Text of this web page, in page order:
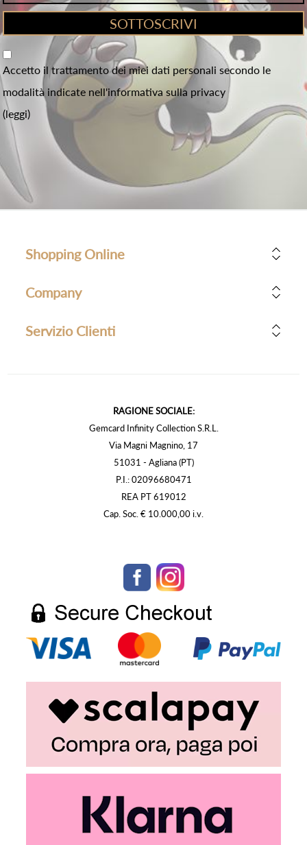
Accetto il trattamento dei miei dati personali secondo le
modalità indicate nell'informativa sulla privacy
(leggi)
Shopping Online
Company
Servizio Clienti
RAGIONE SOCIALE:
Gemcard Infinity Collection S.R.L.
Via Magni Magnino, 17
51031 - Agliana (PT)
P.I.: 02096680471
REA PT 619012
Cap. Soc. € 10.000,00 i.v.